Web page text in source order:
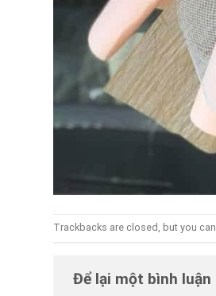
Trackbacks are closed, but you can
Để lại một bình luận